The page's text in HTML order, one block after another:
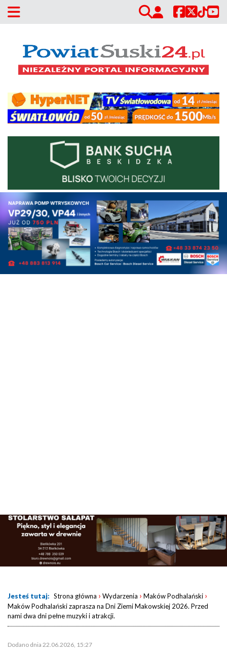
Jesteś tutaj: Strona główna › Wydarzenia › Maków Podhalański ›
Maków Podhalański zaprasza na Dni Ziemi Makowskiej 2026. Przed
nami dwa dni pełne muzyki i atrakcji.
Dodano dnia 22.06.2026, 15:27